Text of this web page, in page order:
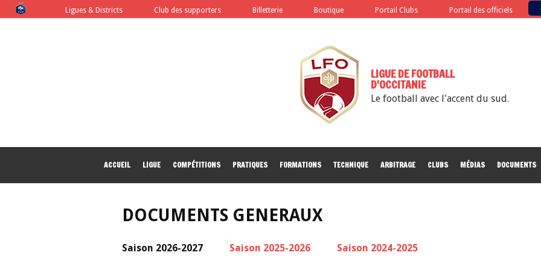
Ligues & Districts Club des supporters Billetterie Boutique Portail Clubs Portail des officiels
LIGUE DE FOOTBALL
D'OCCITANIE
Le football avec l'accent du sud.
ACCUEIL LIGUE COMPÉTITIONS PRATIQUES FORMATIONS TECHNIQUE ARBITRAGE CLUBS MÉDIAS DOCUMENTS
DOCUMENTS GENERAUX
Saison 2026-2027 Saison 2025-2026 Saison 2024-2025